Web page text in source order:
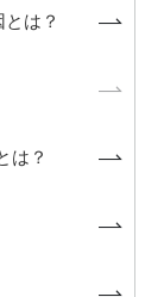
は？
は？